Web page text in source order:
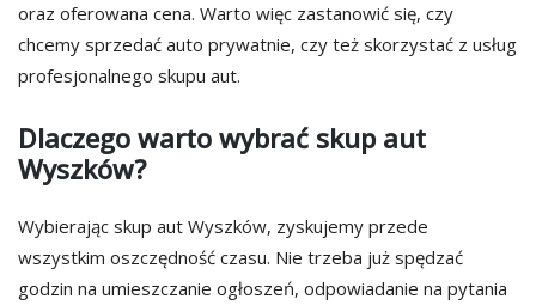
oraz oferowana cena. Warto więc zastanowić się, czy
chcemy sprzedać auto prywatnie, czy też skorzystać z usług
profesjonalnego skupu aut.
Dlaczego warto wybrać skup aut
Wyszków?
Wybierając skup aut Wyszków, zyskujemy przede
wszystkim oszczędność czasu. Nie trzeba już spędzać
godzin na umieszczanie ogłoszeń, odpowiadanie na pytania